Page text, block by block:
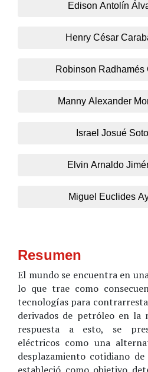
Edison Antolín
Henry César
Robinson Radhamés
Manny Alexander
Israel Josué
Elvin Arnaldo
Miguel Euclides
Resumen
El mundo se encuentra en
lo que trae como
tecnologías para
derivados de petróleo en la
respuesta a esto, se
eléctricos como una
desplazamiento cotidiano de